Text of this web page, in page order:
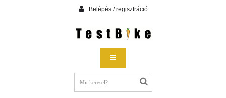
Belépés / regisztráció